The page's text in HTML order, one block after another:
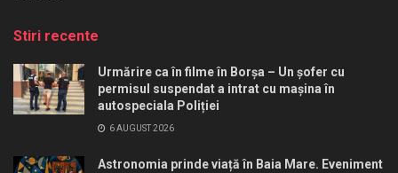
Stiri recente
Urmărire ca în filme în Borșa – Un șofer cu
permisul suspendat a intrat cu mașina în
autospeciala Poliției
6 AUGUST 2026
Astronomia prinde viață în Baia Mare. Eveniment